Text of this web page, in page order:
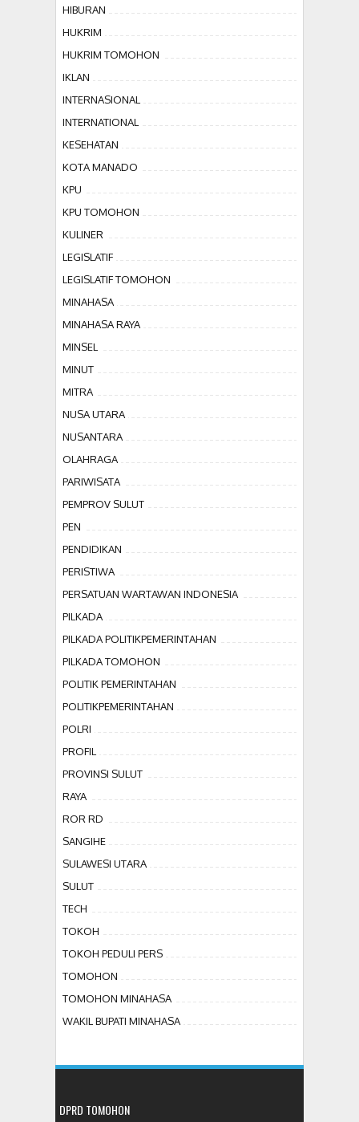
HIBURAN
HUKRIM
HUKRIM TOMOHON
IKLAN
INTERNASIONAL
INTERNATIONAL
KESEHATAN
KOTA MANADO
KPU
KPU TOMOHON
KULINER
LEGISLATIF
LEGISLATIF TOMOHON
MINAHASA
MINAHASA RAYA
MINSEL
MINUT
MITRA
NUSA UTARA
NUSANTARA
OLAHRAGA
PARIWISATA
PEMPROV SULUT
PEN
PENDIDIKAN
PERISTIWA
PERSATUAN WARTAWAN INDONESIA
PILKADA
PILKADA POLITIKPEMERINTAHAN
PILKADA TOMOHON
POLITIK PEMERINTAHAN
POLITIKPEMERINTAHAN
POLRI
PROFIL
PROVINSI SULUT
RAYA
ROR RD
SANGIHE
SULAWESI UTARA
SULUT
TECH
TOKOH
TOKOH PEDULI PERS
TOMOHON
TOMOHON MINAHASA
WAKIL BUPATI MINAHASA
DPRD TOMOHON